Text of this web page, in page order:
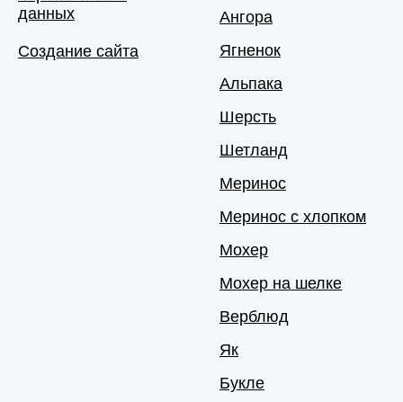
данных
Создание сайта
Ангора
Ягненок
Альпака
Шерсть
Шетланд
Меринос
Меринос с хлопком
Мохер
Мохер на шелке
Верблюд
Як
Букле